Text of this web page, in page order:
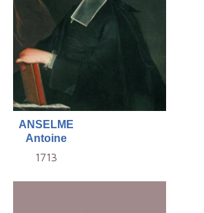
ANSELME
Antoine
1713